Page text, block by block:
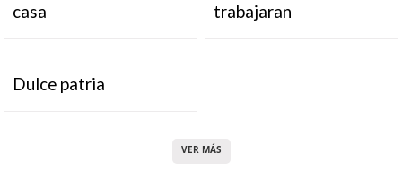
casa
trabajaran
Dulce patria
VER MÁS